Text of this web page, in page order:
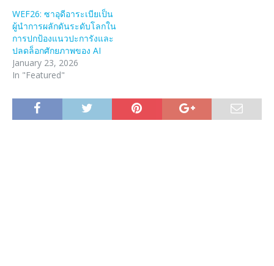
WEF26: ซาอุดีอาระเบียเป็น
ผู้นำการผลักดันระดับโลกใน
การปกป้องแนวปะการังและ
ปลดล็อกศักยภาพของ AI
January 23, 2026
In "Featured"